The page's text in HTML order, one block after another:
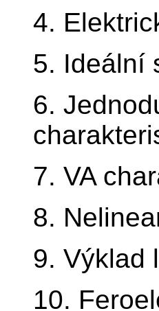
4.
5. Ideální
6.
7. VA
8.
9. Výklad
10.